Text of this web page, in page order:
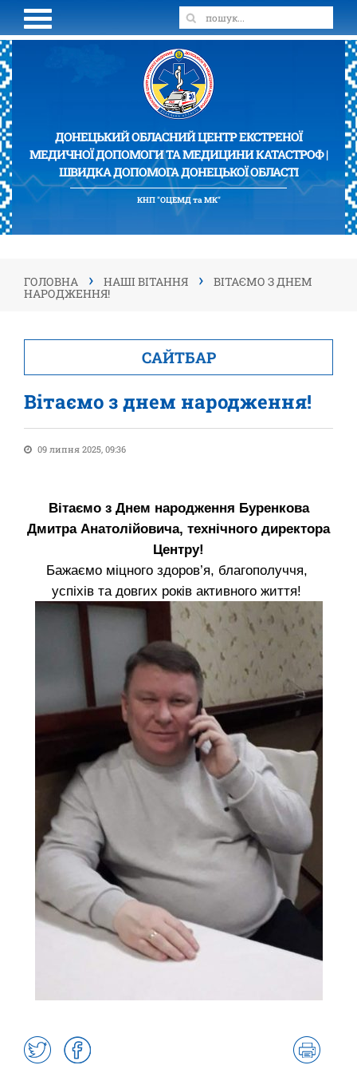
ДОНЕЦЬКИЙ ОБЛАСНИЙ ЦЕНТР ЕКСТРЕНОЇ
МЕДИЧНОЇ ДОПОМОГИ ТА МЕДИЦИНИ КАТАСТРОФ |
ШВИДКА ДОПОМОГА ДОНЕЦЬКОЇ ОБЛАСТІ
КНП "ОЦЕМД та МК"
ГОЛОВНА › НАШІ ВІТАННЯ › ВІТАЄМО З ДНЕМ
НАРОДЖЕННЯ!
САЙТБАР
Вітаємо з днем народження!
09 липня 2025, 09:36
Вітаємо з Днем народження Буренкова
Дмитра Анатолійовича, технічного директора
Центру!
Бажаємо міцного здоров’я, благополуччя,
успіхів та довгих років активного життя!